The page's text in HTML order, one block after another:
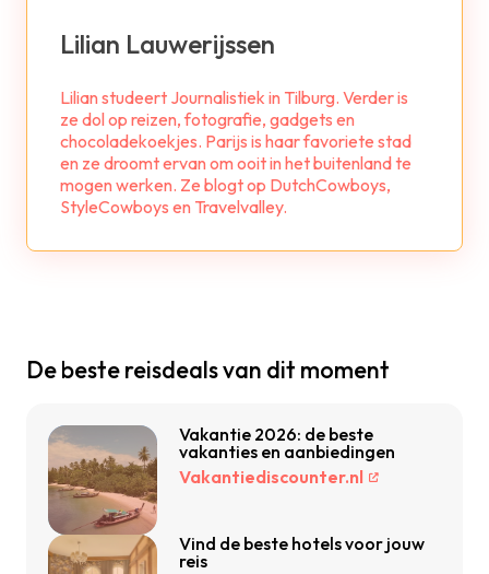
Lilian Lauwerijssen
Lilian studeert Journalistiek in Tilburg. Verder is
ze dol op reizen, fotografie, gadgets en
chocoladekoekjes. Parijs is haar favoriete stad
en ze droomt ervan om ooit in het buitenland te
mogen werken. Ze blogt op DutchCowboys,
StyleCowboys en Travelvalley.
De beste reisdeals van dit moment
Vakantie 2026: de beste
vakanties en aanbiedingen
Vakantiediscounter.nl
Vind de beste hotels voor jouw
reis